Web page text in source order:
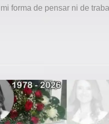
forma de pensar ni de